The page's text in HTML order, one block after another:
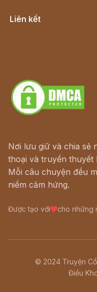
Liên kết
Nơi lưu giữ và chia sẻ
thoại và truyền thuyết
Mỗi câu chuyện đều
niềm cảm hứng.
Được tạo với cho những
© 2024 Truyện
Điều